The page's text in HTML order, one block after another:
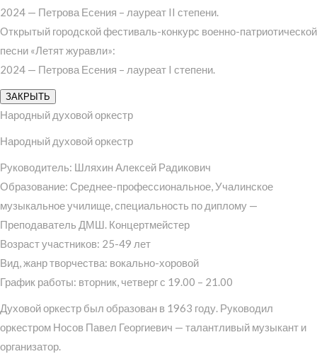
2024 — Петрова Есения – лауреат II степени.
Открытый городской фестиваль-конкурс военно-патриотической
песни «Летят журавли»:
2024 — Петрова Есения – лауреат I степени.
ЗАКРЫТЬ
Народный духовой оркестр
Народный духовой оркестр
Руководитель: Шляхин Алексей Радикович
Образование: Среднее-профессиональное, Учалинское
музыкальное училище, специальность по диплому —
Преподаватель ДМШ. Концертмейстер
Возраст участников: 25-49 лет
Вид, жанр творчества: вокально-хоровой
График работы: вторник, четверг с 19.00 – 21.00
Духовой оркестр был образован в 1963 году. Руководил
оркестром Носов Павел Георгиевич — талантливый музыкант и
организатор.